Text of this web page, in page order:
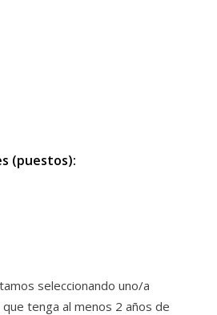
(puestos):
seleccionando uno/a
tenga al menos 2 años de